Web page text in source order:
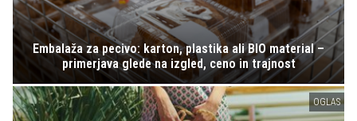
Embalaža za pecivo: karton, plastika ali BIO material –
primerjava glede na izgled, ceno in trajnost
OGLAS